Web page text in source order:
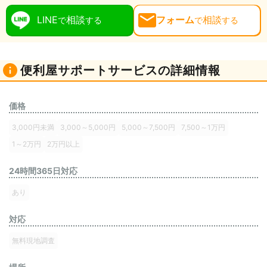
LINEで相談する フォームで相談する
便利屋サポートサービスの詳細情報
価格
3,000円未満 3,000～5,000円 5,000～7,500円
7,500～1万円
1～2万円
2万円以上
24時間365日対応
あり
対応
無料現地調査